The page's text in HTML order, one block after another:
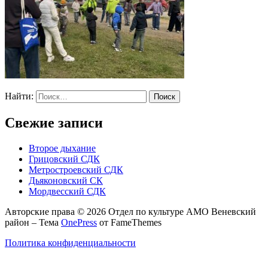
Найти:
Свежие записи
Второе дыхание
Грицовский СДК
Метростроевский СДК
Дьяконовский СК
Мордвесский СДК
Авторские права © 2026 Отдел по культуре АМО Веневский
район – Тема OnePress от FameThemes
Политика конфиденциальности